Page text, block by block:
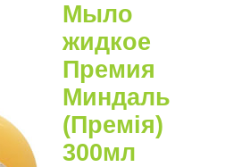
Мыло
жидкое
Премия
Миндаль
(Премія)
300мл